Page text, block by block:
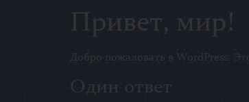
Привет, мир!
Добро пожаловать в WordPress.
Один ответ